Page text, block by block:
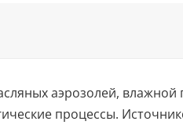
аэрозолей, влажной
процессы.